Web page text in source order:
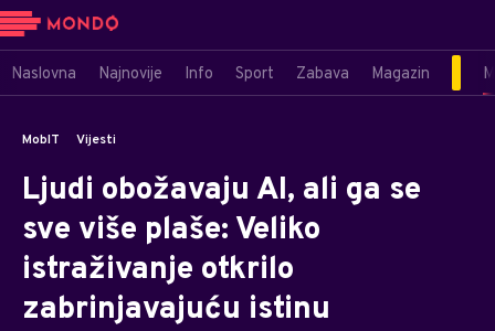
Naslovna Najnovije Info Sport Zabava Magazin
MobIT Vijesti
Ljudi obožavaju AI, ali ga se
sve više plaše: Veliko
istraživanje otkrilo
zabrinjavajuću istinu